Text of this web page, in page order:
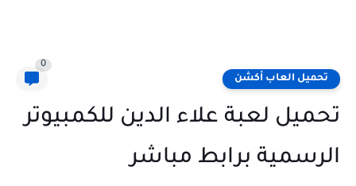
تحميل العاب أكشن
0
تحميل لعبة علاء الدين للكمبيوتر
الرسمية برابط مباشر